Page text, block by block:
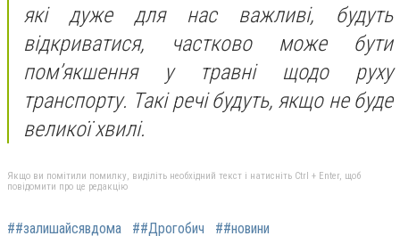
які дуже для нас важливі, будуть
відкриватися, частково може бути
пом’якшення у травні щодо руху
транспорту. Такі речі будуть, якщо не буде
великої хвилі.
Якщо ви помітили помилку, виділіть необхідний текст і натисніть Ctrl + Enter, щоб
повідомити про це редакцію
##залишайсявдома ##Дрогобич
##новини